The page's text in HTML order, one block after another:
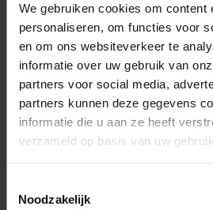
We gebruiken cookies om content
personaliseren, om functies voor
en om ons websiteverkeer te
informatie over uw gebruik van
partners voor social media,
partners kunnen deze gegevens
informatie die u aan ze heeft
verzameld op basis van uw
Noodzakelijk
In de huidige tijd
Galileo verketterd
worden door een
trollenleger met
van het
sociale media.
“Wat is de rol van de politiek